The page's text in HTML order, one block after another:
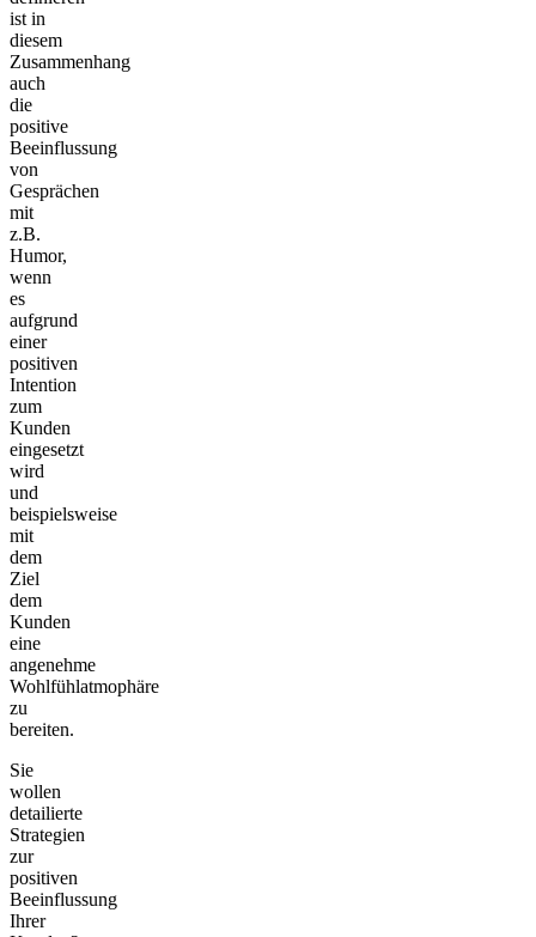
ist in
diesem
Zusammenhang
auch
die
positive
Beeinflussung
von
Gesprächen
mit
z.B.
Humor,
wenn
es
aufgrund
einer
positiven
Intention
zum
Kunden
eingesetzt
wird
und
beispielsweise
mit
dem
Ziel
dem
Kunden
eine
angenehme
Wohlfühlatmophäre
zu
bereiten.
Sie
wollen
detailierte
Strategien
zur
positiven
Beeinflussung
Ihrer